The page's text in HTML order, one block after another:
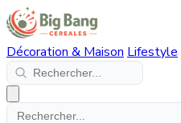
Décoration & Maison Lifestyle